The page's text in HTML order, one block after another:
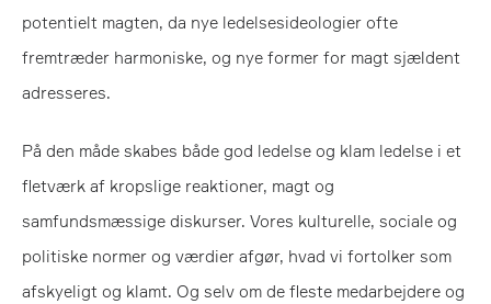
potentielt magten, da nye ledelsesideologier ofte
fremtræder harmoniske, og nye former for magt sjældent
adresseres.
På den måde skabes både god ledelse og klam ledelse i et
fletværk af kropslige reaktioner, magt og
samfundsmæssige diskurser. Vores kulturelle, sociale og
politiske normer og værdier afgør, hvad vi fortolker som
afskyeligt og klamt. Og selv om de fleste medarbejdere og